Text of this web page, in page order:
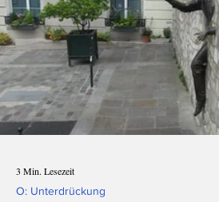
O: Unterdrückung
T: Große Lügen
O: Unterdrückung
3 Min. Lesezeit